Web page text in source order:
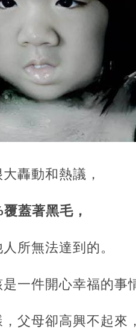
轟動和熱議，
蓋著黑毛，‍‍
所無法達到的。‍‍‍‍‍‍‍‍‍
一件開心幸福的事
父母卻高興不起來，‍‍‍‍‍